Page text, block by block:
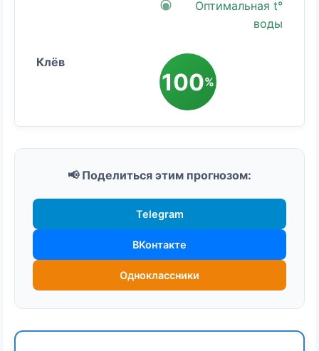
Оптимальная t°
воды
100%
📢 Поделиться этим прогнозом:
Telegram
ВКонтакте
Одноклассники